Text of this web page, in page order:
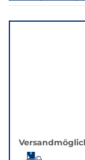
in
dieser
die
beste
zu